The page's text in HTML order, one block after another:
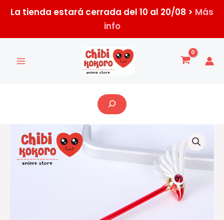
La tienda estará cerrada del 10 al 20/08 > Más
info